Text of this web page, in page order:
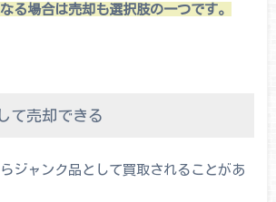
る場合は売却も選択肢の一つです。
て売却できる
ジャンク品として買取されることがあ